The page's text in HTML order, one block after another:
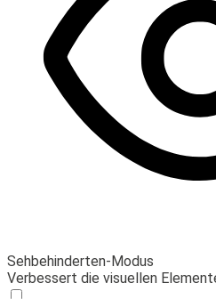
Sehbehinderten-Modus
Verbessert die visuellen